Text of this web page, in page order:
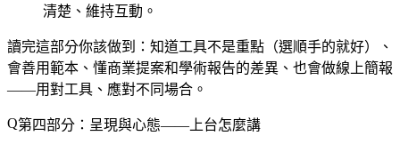
清楚、維持互動。
讀完這部分你該做到 ：知道工具不是重點（選順手的就好）、
會善用範本、懂商業提案和學術報告的差異、也會做線上簡報
——用對工具、應對不同場合。
第四部分：呈現與心態——上台怎麼講